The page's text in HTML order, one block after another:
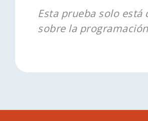
Esta prueba solo
sobre la